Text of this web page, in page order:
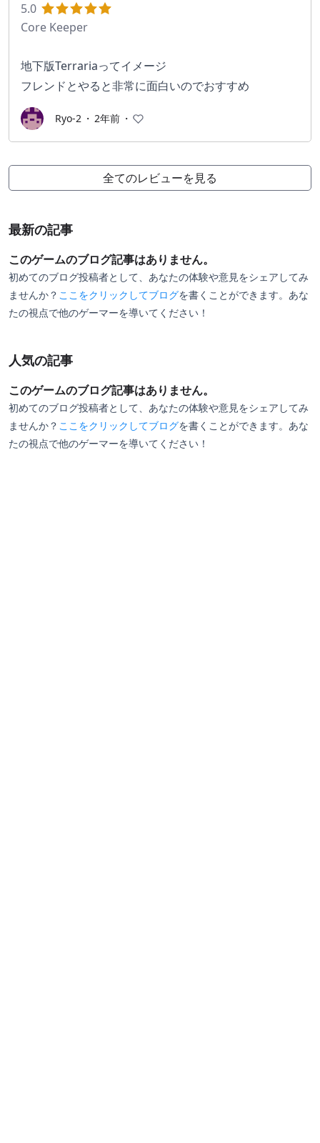
5.0
Core Keeper
地下版Terrariaってイメージ
フレンドとやると非常に面白いのでおすすめ
Ryo-2 ・ 2年前 ・
全てのレビューを見る
最新の記事
このゲームのブログ記事はありません。
初めてのブログ投稿者として、あなたの体験や意見をシェアしてみ
ませんか？ ここをクリックしてブログを書くことができます。あな
たの視点で他のゲーマーを導いてください！
人気の記事
このゲームのブログ記事はありません。
初めてのブログ投稿者として、あなたの体験や意見をシェアしてみ
ませんか？ ここをクリックしてブログを書くことができます。あな
たの視点で他のゲーマーを導いてください！